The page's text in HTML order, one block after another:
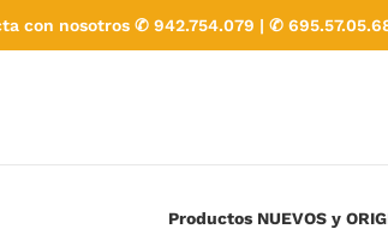
con nosotros ✆ 942.754.079 | ✆
Productos NUEVOS y